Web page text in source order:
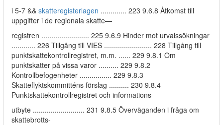
i 5-7 && skatteregisterlagen ............. 223 9.6.8 Åtkomst till
uppgifter i de regionala skatte—
registren ........................ 225 9.6.9 Hinder mot urvalssökningar
............ 226 Tillgång till VIES ........................ 228 Tillgång till
punktskattekontrollregistret, m.m. ...... 229 9.8.1 Om
punktskatter på vissa varor .......... 229 9.8.2
Kontrollbefogenheter ................ 229 9.8.3
Skatteflyktskommitténs förslag .......... 230 9.8.4
Punktskattekontrollregistret och informations-
utbyte .......................... 231 9.8.5 Överväganden i fråga om
skattebrotts-